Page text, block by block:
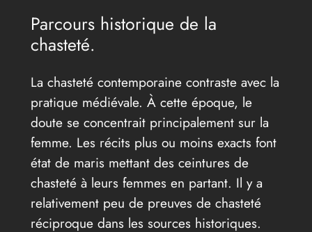
Parcours historique de la
chasteté.
La chasteté contemporaine contraste avec la
pratique médiévale. À cette époque, le
doute se concentrait principalement sur la
femme. Les récits plus ou moins exacts font
état de maris mettant des ceintures de
chasteté à leurs femmes en partant. Il y a
relativement peu de preuves de chasteté
réciproque dans les sources historiques.